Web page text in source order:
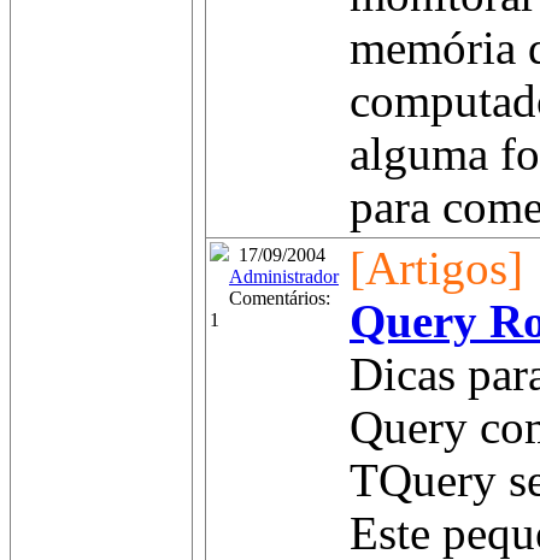
memória
alguma
para
17/09/2004
Administrador
Comentários:
1
[Artigos]
Query
Dicas
Query
TQuery
Este